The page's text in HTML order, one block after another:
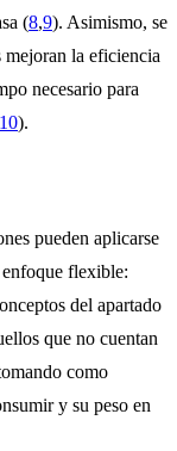
(8,9). Asimismo, se
mejoran la eficiencia
necesario para
10).
pueden aplicarse
flexible:
del apartado
que no cuentan
como
y su peso en